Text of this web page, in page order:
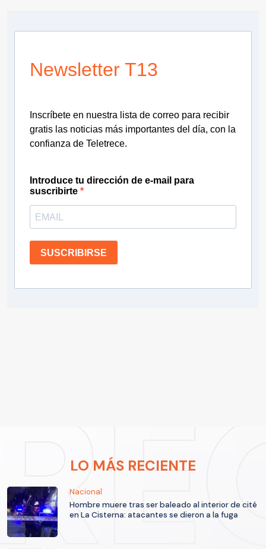
Newsletter T13
Inscríbete en nuestra lista de correo para recibir
gratis las noticias más importantes del día, con la
confianza de Teletrece.
Introduce tu dirección de e-mail para
suscribirte
SUSCRIBIRSE
LO MÁS RECIENTE
Nacional
Hombre muere tras ser baleado al interior de cité
en La Cisterna: atacantes se dieron a la fuga